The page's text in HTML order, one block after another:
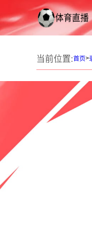
当前位置:首页>